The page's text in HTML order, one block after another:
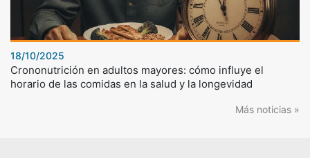
18/10/2025
Crononutrición en adultos mayores: cómo influye el
horario de las comidas en la salud y la longevidad
Más noticias »